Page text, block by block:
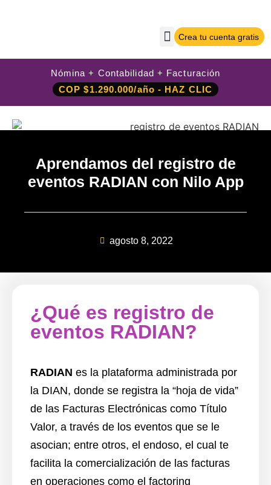
Crea tu cuenta gratis
Nómina + Contabilidad + Facturación
COP $1.290.000/año - HAZ CLIC
Aprendamos del registro de
eventos RADIAN con Nilo App
agosto 8, 2022
¿Qué es registro de
eventos RADIAN?
RADIAN es la plataforma administrada por
la DIAN, donde se registra la “hoja de vida”
de las Facturas Electrónicas como Título
Valor, a través de los eventos que se le
asocian; entre otros, el endoso, el cual te
facilita la comercialización de las facturas
en operaciones como el factoring